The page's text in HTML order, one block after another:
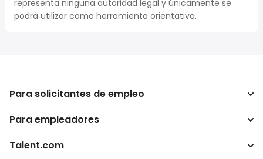
representa ninguna autoridad legal y únicamente se
podrá utilizar como herramienta orientativa.
Para solicitantes de empleo
Buscador de trabajo
Para empleadores
Empresa
Talent.com